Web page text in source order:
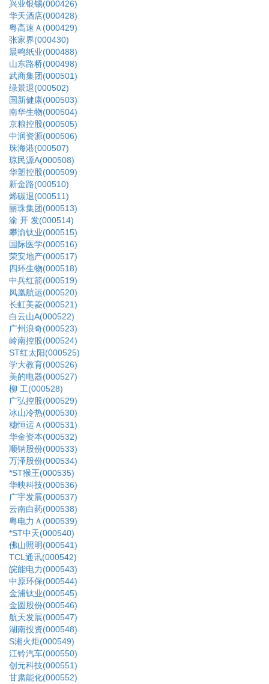
兴业银锡(000426)
华天酒店(000428)
粤高速Ａ(000429)
张家界(000430)
晨鸣纸业(000488)
山东路桥(000498)
武商集团(000501)
绿景退(000502)
国新健康(000503)
南华生物(000504)
京粮控股(000505)
中润资源(000506)
珠海港(000507)
琼民源A(000508)
华塑控股(000509)
新金路(000510)
烯碳退(000511)
丽珠集团(000513)
渝 开 发(000514)
攀渝钛业(000515)
国际医学(000516)
荣安地产(000517)
四环生物(000518)
中兵红箭(000519)
凤凰航运(000520)
长虹美菱(000521)
白云山A(000522)
广州浪奇(000523)
岭南控股(000524)
ST红太阳(000525)
学大教育(000526)
美的电器(000527)
柳 工(000528)
广弘控股(000529)
冰山冷热(000530)
穗恒运Ａ(000531)
华金资本(000532)
顺钠股份(000533)
万泽股份(000534)
*ST猴王(000535)
华映科技(000536)
广宇发展(000537)
云南白药(000538)
粤电力Ａ(000539)
*ST中天(000540)
佛山照明(000541)
TCL通讯(000542)
皖能电力(000543)
中原环保(000544)
金浦钛业(000545)
金圆股份(000546)
航天发展(000547)
湖南投资(000548)
S湘火炬(000549)
江铃汽车(000550)
创元科技(000551)
甘肃能化(000552)